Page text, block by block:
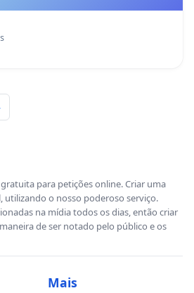
para petições online. Criar uma
utilizando o nosso poderoso serviço.
na mídia todos os dias, então criar
de ser notado pelo público e os
Mais